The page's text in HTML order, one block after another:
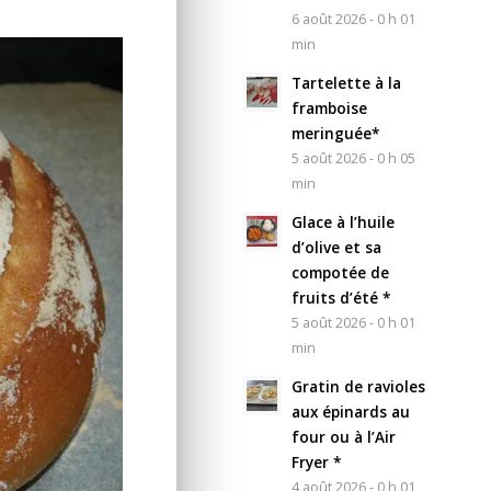
6 août 2026 - 0 h 01
min
Tartelette à la
framboise
meringuée*
5 août 2026 - 0 h 05
min
Glace à l’huile
d’olive et sa
compotée de
fruits d’été *
5 août 2026 - 0 h 01
min
Gratin de ravioles
aux épinards au
four ou à l’Air
Fryer *
4 août 2026 - 0 h 01